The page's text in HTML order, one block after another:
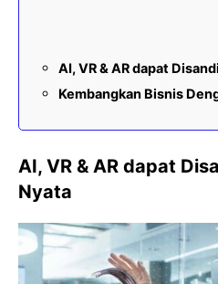
AI, VR & AR dapat
Kembangkan Bisnis
AI, VR & AR dapat
Nyata